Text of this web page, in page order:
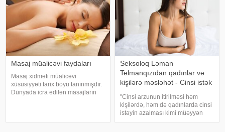
Masaj müalicəvi faydaları
Masaj xidməti müalicəvi
xüsusiyyəti tarix boyu tanınmışdır.
Dünyada icra edilən masajların
Seksoloq Ləman
Telmanqızıdan qadınlar və
kişilərə məsləhət - Cinsi istək
"Cinsi arzunun itirilməsi həm
kişilərdə, həm də qadınlarda cinsi
istəyin azalması kimi müəyyən
edilir. Fiziki və psixoloji yorğunluq,